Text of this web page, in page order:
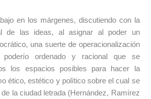
en los márgenes, discutiendo con la
de las ideas, al asignar al poder un
una suerte de operacionalización
ordenado y racional que se
los espacios posibles para hacer la
ético, estético y político sobre el cual se
la ciudad letrada (Hernández, Ramírez